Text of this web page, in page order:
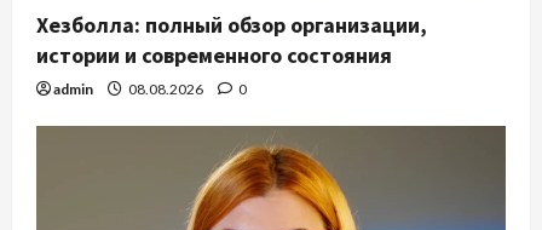
Хезболла: полный обзор организации,
истории и современного состояния
admin 08.08.2026 0